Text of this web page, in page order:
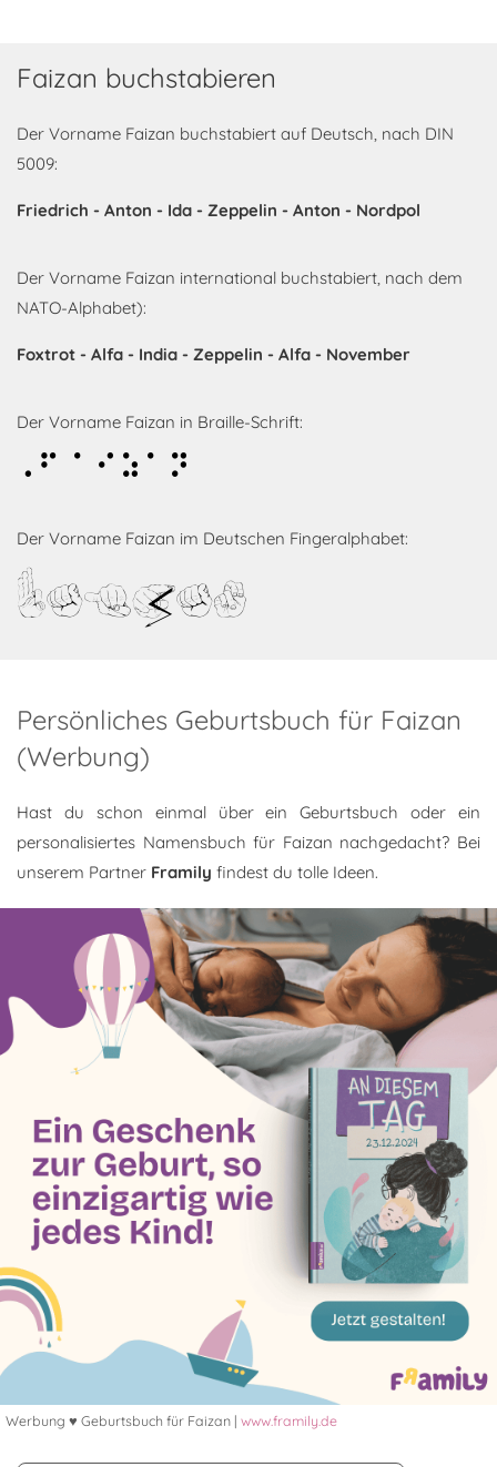
Faizan buchstabieren
Der Vorname Faizan buchstabiert auf Deutsch, nach DIN
5009:
Friedrich - Anton - Ida - Zeppelin - Anton - Nordpol
Der Vorname Faizan international buchstabiert, nach dem
NATO-Alphabet):
Foxtrot - Alfa - India - Zeppelin - Alfa - November
Der Vorname Faizan in Braille-Schrift:
Faizan
Der Vorname Faizan im Deutschen Fingeralphabet:
Faizan
Persönliches Geburtsbuch für Faizan
(Werbung)
Hast du schon einmal über ein Geburtsbuch oder ein
personalisiertes Namensbuch für Faizan nachgedacht? Bei
unserem Partner Framily findest du tolle Ideen.
Werbung ♥ Geburtsbuch für Faizan | www.framily.de